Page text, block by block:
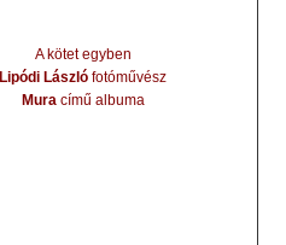
A kötet egyben
Lipódi László fotóművész
Mura című albuma